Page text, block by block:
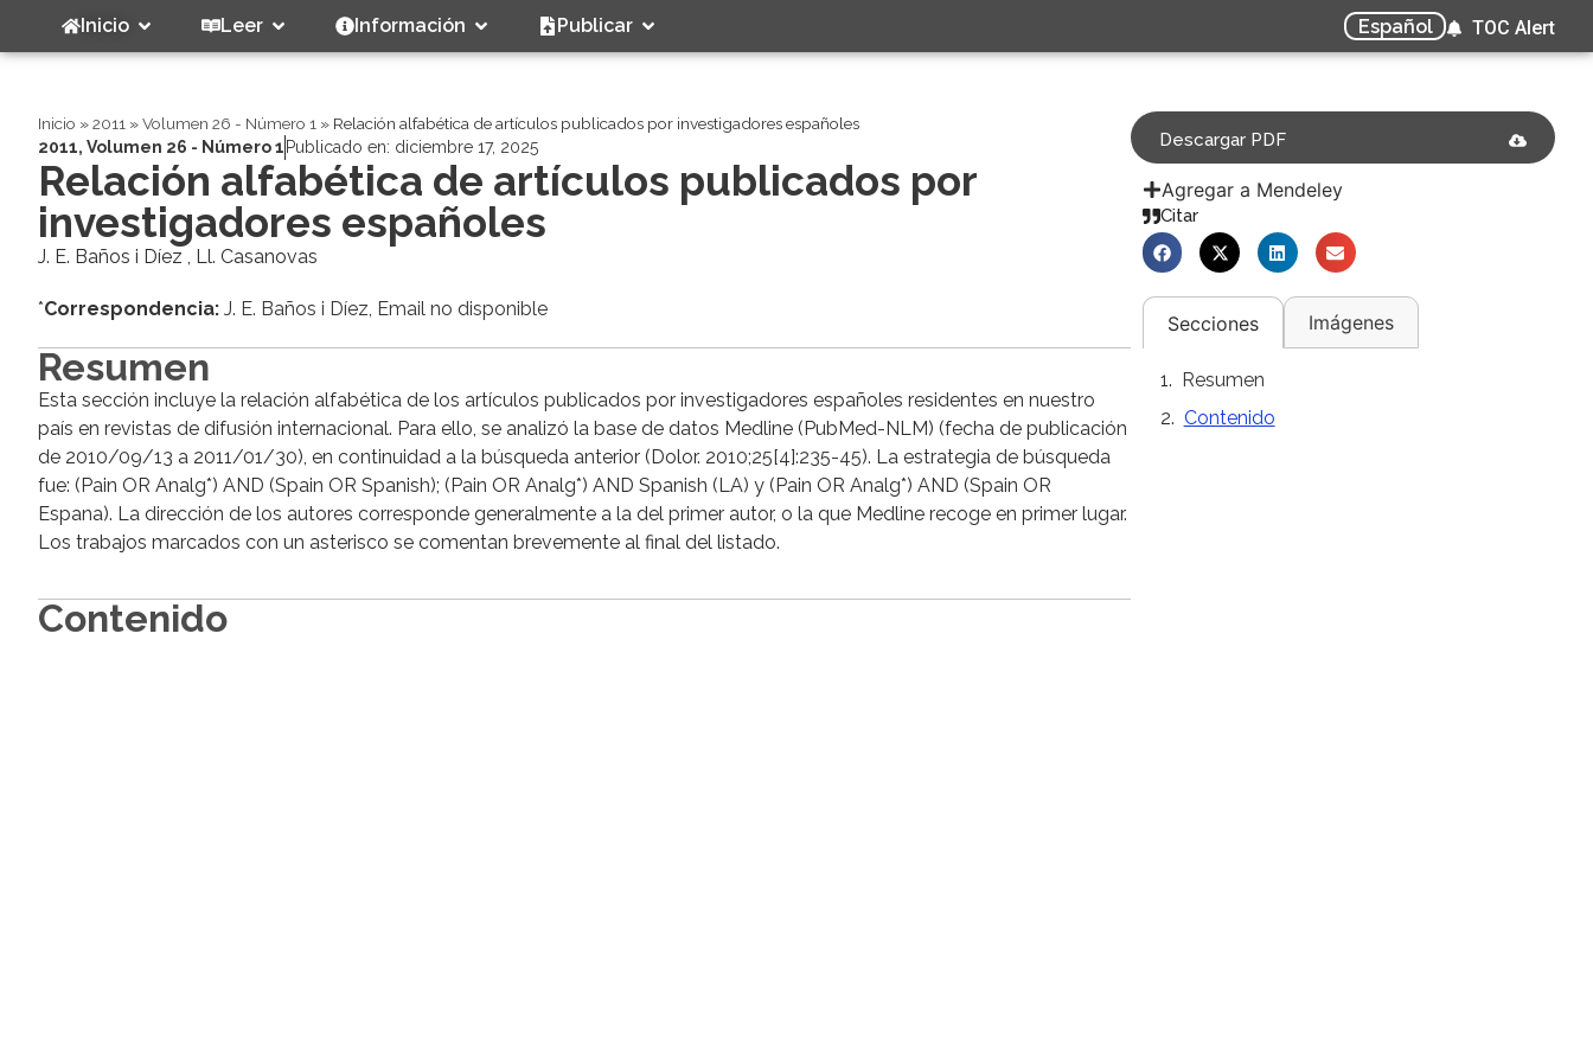
Inicio Leer Información Publicar Español TOC Alert
Inicio »2011 »Volumen 26 - Número 1 » Relación alfabética de artículos publicados por investigadores españoles
2011, Volumen 26 - Número 1 Publicado en: diciembre 17, 2025
Relación alfabética de artículos publicados por
investigadores españoles
J. E. Baños i Díez , Ll. Casanovas
*Correspondencia: J. E. Baños i Díez, Email no disponible
Resumen
Esta sección incluye la relación alfabética de los artículos publicados por investigadores españoles residentes en nuestro
país en revistas de difusión internacional. Para ello, se analizó la base de datos Medline (PubMed-NLM) (fecha de publicación
de 2010/09/13 a 2011/01/30), en continuidad a la búsqueda anterior (Dolor. 2010;25[4]:235-45). La estrategia de búsqueda
fue: (Pain OR Analg*) AND (Spain OR Spanish); (Pain OR Analg*) AND Spanish (LA) y (Pain OR Analg*) AND (Spain OR
Espana). La dirección de los autores corresponde generalmente a la del primer autor, o la que Medline recoge en primer lugar.
Los trabajos marcados con un asterisco se comentan brevemente al final del listado.
Contenido
Descargar PDF
Agregar a Mendeley
Citar
Secciones Imágenes
Resumen
Contenido